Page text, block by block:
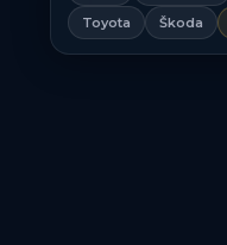
Toyota
Škoda